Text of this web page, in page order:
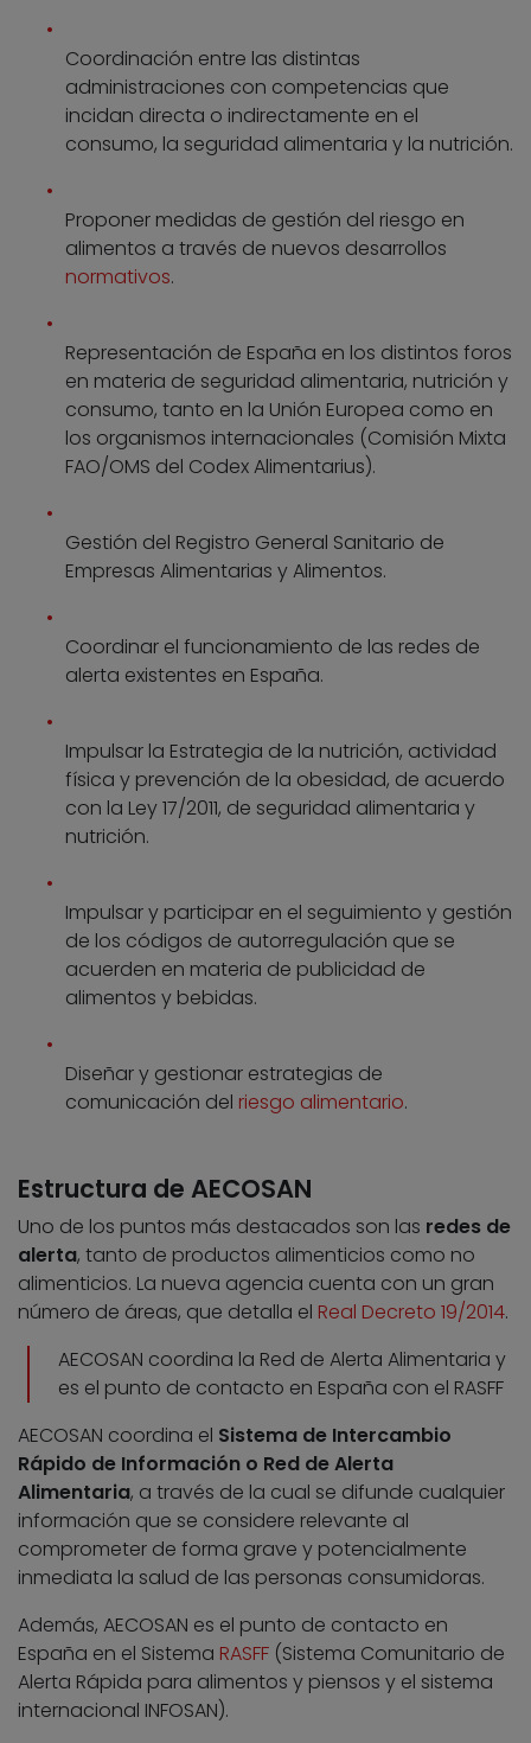
Coordinación entre las distintas
administraciones con competencias que
incidan directa o indirectamente en el
consumo, la seguridad alimentaria y la nutrición.
Proponer medidas de gestión del riesgo en
alimentos a través de nuevos desarrollos
normativos.
Representación de España en los distintos foros
en materia de seguridad alimentaria, nutrición y
consumo, tanto en la Unión Europea como en
los organismos internacionales (Comisión Mixta
FAO/OMS del Codex Alimentarius).
Gestión del Registro General Sanitario de
Empresas Alimentarias y Alimentos.
Coordinar el funcionamiento de las redes de
alerta existentes en España.
Impulsar la Estrategia de la nutrición, actividad
física y prevención de la obesidad, de acuerdo
con la Ley 17/2011, de seguridad alimentaria y
nutrición.
Impulsar y participar en el seguimiento y gestión
de los códigos de autorregulación que se
acuerden en materia de publicidad de
alimentos y bebidas.
Diseñar y gestionar estrategias de
comunicación del riesgo alimentario.
Estructura de AECOSAN
Uno de los puntos más destacados son las redes de
alerta, tanto de productos alimenticios como no
alimenticios. La nueva agencia cuenta con un gran
número de áreas, que detalla el Real Decreto 19/2014.
AECOSAN coordina la Red de Alerta Alimentaria y
es el punto de contacto en España con el RASFF
AECOSAN coordina el Sistema de Intercambio
Rápido de Información o Red de Alerta
Alimentaria, a través de la cual se difunde cualquier
información que se considere relevante al
comprometer de forma grave y potencialmente
inmediata la salud de las personas consumidoras.
Además, AECOSAN es el punto de contacto en
España en el Sistema RASFF (Sistema Comunitario de
Alerta Rápida para alimentos y piensos y el sistema
internacional INFOSAN).